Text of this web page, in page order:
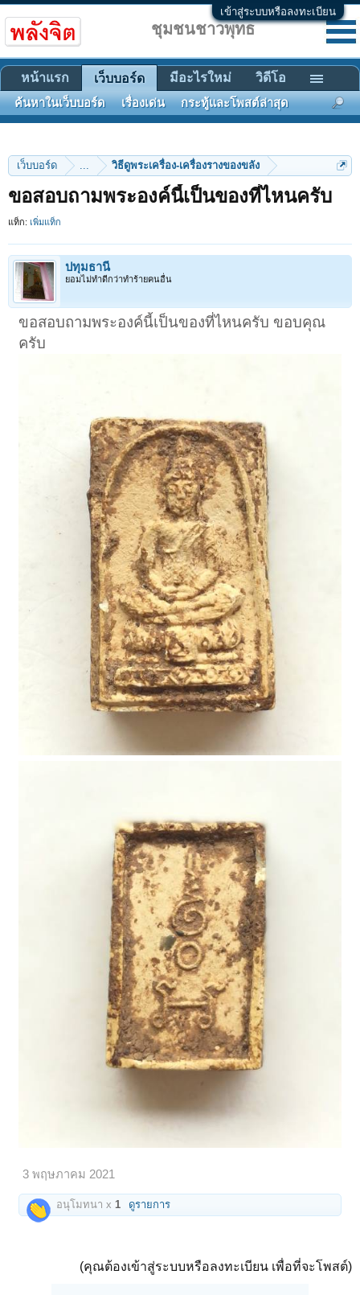
เข้าสู่ระบบหรือลงทะเบียน
เว็บบอร์ด ... วิธีดูพระเครื่อง-เครื่องรางของขลัง
ขอสอบถามพระองค์นี้เป็นของที่ไหนครับ
แท็ก: เพิ่มแท็ก
ปทุมธานี
ยอมไม่ทำดีกว่าทำร้ายคนอื่น
ขอสอบถามพระองค์นี้เป็นของที่ไหนครับ ขอบคุณ
ครับ
3 พฤษภาคม 2021
อนุโมทนา x1 ดูรายการ
(คุณต้องเข้าสู่ระบบหรือลงทะเบียน เพื่อที่จะโพสต์)
ชุมชนชาวพุทธ
หน้าแรก เว็บบอร์ด
ค้นหาในเว็บบอร์ด เรื่องเด่น กระทู้และโพสต์ล่าสุด
มีอะไรใหม่ วิดีโอ